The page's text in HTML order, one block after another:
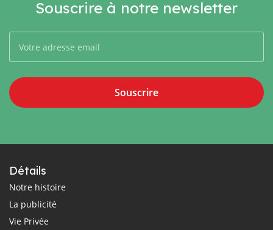
Souscrire à notre newsletter
Souscrire
Détails
Notre histoire
La publicité
Vie Privée